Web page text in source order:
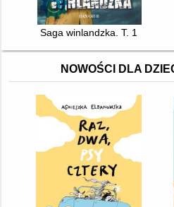
Saga winlandzka. T. 1
NOWOŚCI DLA